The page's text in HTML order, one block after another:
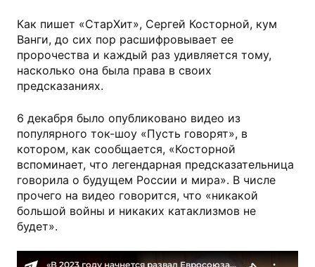
Как пишет «СтарХит», Сергей Косторной, кум
Ванги, до сих пор расшифровывает ее
пророчества и каждый раз удивляется тому,
насколько она была права в своих
предсказаниях.
6 декабря было опубликовано видео из
популярного ток-шоу «Пусть говорят», в
котором, как сообщается, «Косторной
вспоминает, что легендарная предсказательница
говорила о будущем России и мира». В числе
прочего на видео говорится, что «никакой
большой войны и никаких катаклизмов не
будет».